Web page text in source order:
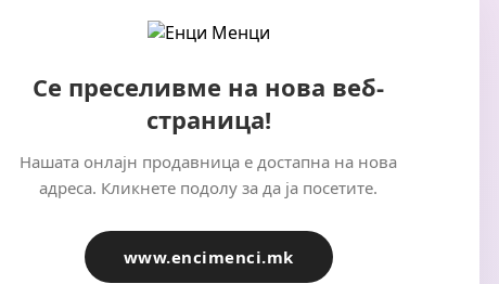
Се преселивме на нова веб-
страница!
Нашата онлајн продавница е достапна на нова
адреса. Кликнете подолу за да ја посетите.
www.encimenci.mk